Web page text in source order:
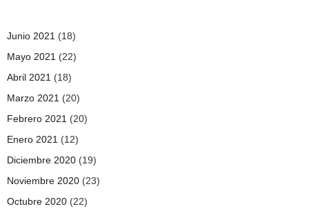
Junio 2021 (18)
Mayo 2021 (22)
Abril 2021 (18)
Marzo 2021 (20)
Febrero 2021 (20)
Enero 2021 (12)
Diciembre 2020 (19)
Noviembre 2020 (23)
Octubre 2020 (22)